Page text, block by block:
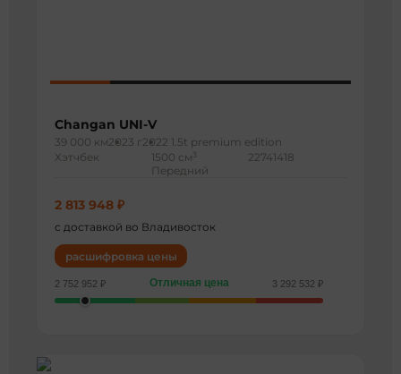
Changan UNI-V
39 000 км2023 г 2022 1.5t premium edition
Хэтчбек
1500 см 3
Передний
22741418
2 813 948 ₽
с доставкой во Владивосток
расшифровка цены
2 752 952 ₽ Отличная цена 3 292 532 ₽